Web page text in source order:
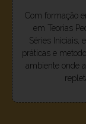
Com formação
em Teorias
Séries Iniciais,
práticas e
ambiente onde